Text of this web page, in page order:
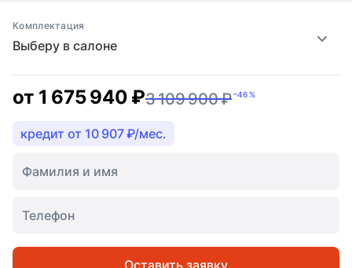
Выберу в салоне
Комплектация
от 1 675 940 ₽3 109 900 ₽–46 %
кредит от 10 907 ₽/мес.
Оставить заявку